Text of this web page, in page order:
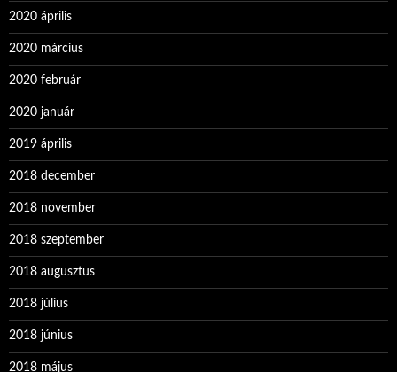
2020 április
2020 március
2020 február
2020 január
2019 április
2018 december
2018 november
2018 szeptember
2018 augusztus
2018 július
2018 június
2018 május